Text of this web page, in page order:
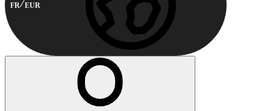
FR EUR